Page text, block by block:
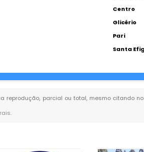
Centro
Glicério
Pari
Santa
reprodução, parcial ou total, mesmo citando
.